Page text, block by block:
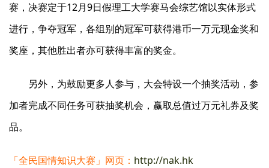
赛，决赛定于12月9日假理工大学赛马会综艺馆以实体形式
进行，争夺冠军，各组别的冠军可获得港币一万元现金奖和
奖座，其他胜出者亦可获得丰富的奖金。
另外，为鼓励更多人参与，大会特设一个抽奖活动，参
加者完成不同任务可获抽奖机会，赢取总值过万元礼券及奖
品。
「全民国情知识大赛」网页： http://nak.hk